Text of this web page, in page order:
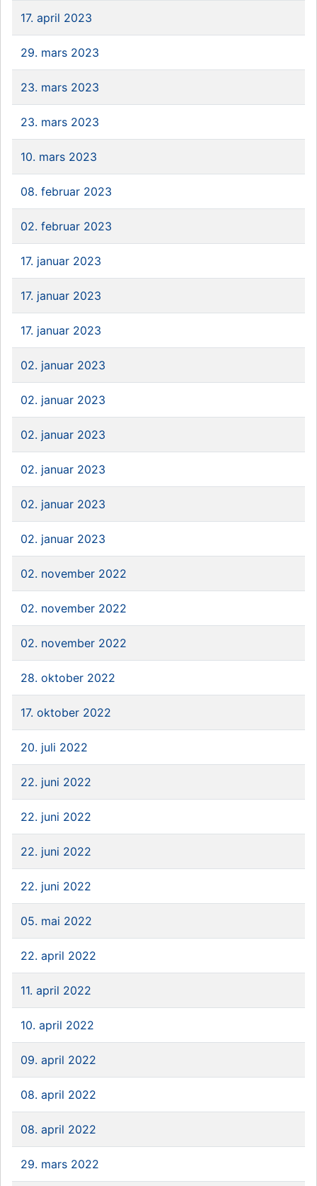
17. april 2023
29. mars 2023
23. mars 2023
23. mars 2023
10. mars 2023
08. februar 2023
02. februar 2023
17. januar 2023
17. januar 2023
17. januar 2023
02. januar 2023
02. januar 2023
02. januar 2023
02. januar 2023
02. januar 2023
02. januar 2023
02. november 2022
02. november 2022
02. november 2022
28. oktober 2022
17. oktober 2022
20. juli 2022
22. juni 2022
22. juni 2022
22. juni 2022
22. juni 2022
05. mai 2022
22. april 2022
11. april 2022
10. april 2022
09. april 2022
08. april 2022
08. april 2022
29. mars 2022